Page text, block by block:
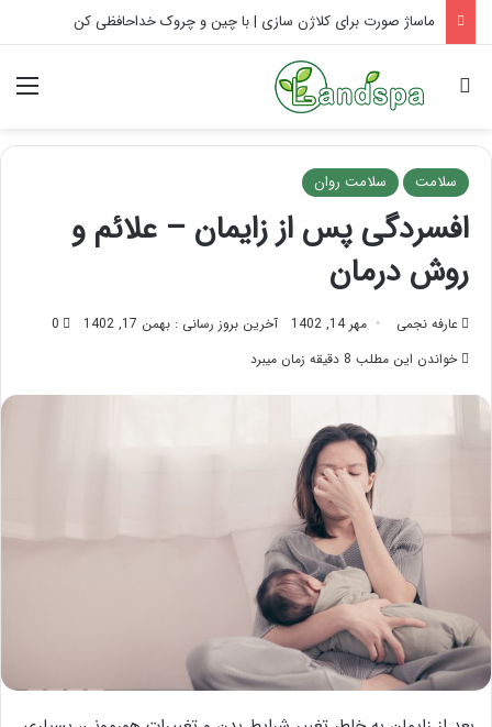
ماساژ کولیک نوزادان: آرامش فوری نوزاد
جستجو برای
سلامت سلامت روان
افسردگی پس از زایمان – علائم و
روش درمان
عارفه نجمی مهر 14, 1402 آخرین بروز رسانی : بهمن 17, 1402
0
خواندن این مطلب 8 دقیقه زمان میبرد